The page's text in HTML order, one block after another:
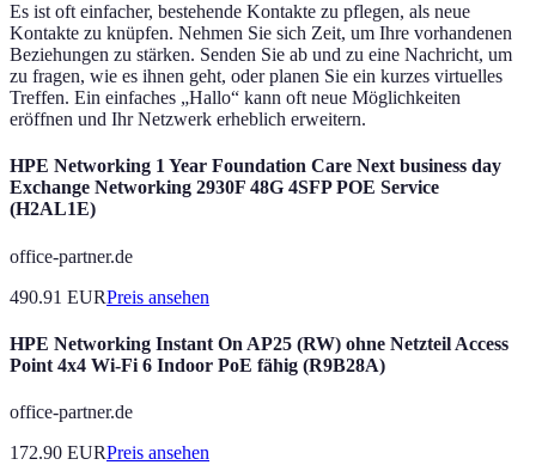
Es ist oft einfacher, bestehende Kontakte zu pflegen, als neue
Kontakte zu knüpfen. Nehmen Sie sich Zeit, um Ihre vorhandenen
Beziehungen zu stärken. Senden Sie ab und zu eine Nachricht, um
zu fragen, wie es ihnen geht, oder planen Sie ein kurzes virtuelles
Treffen. Ein einfaches „Hallo“ kann oft neue Möglichkeiten
eröffnen und Ihr Netzwerk erheblich erweitern.
HPE Networking 1 Year Foundation Care Next business day
Exchange Networking 2930F 48G 4SFP POE Service
(H2AL1E)
office-partner.de
490.91 EURPreis ansehen
HPE Networking Instant On AP25 (RW) ohne Netzteil Access
Point 4x4 Wi-Fi 6 Indoor PoE fähig (R9B28A)
office-partner.de
172.90 EURPreis ansehen